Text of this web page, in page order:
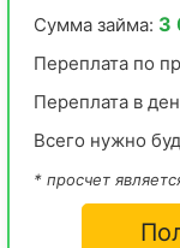
Сумма займа: 3
Переплата по
Переплата в
Всего нужно
* просчет